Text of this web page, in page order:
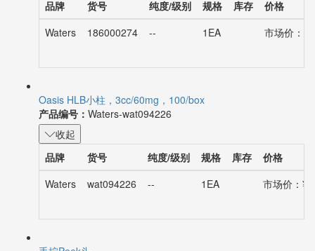
品牌 货号 纯度/级别 规格 库存
价格
Waters
186000274 -- 1EA 市场价：
Oasis HLB小柱，3cc/60mg，100/box
产品编号： Waters-wat094226
收起
品牌
货号 纯度/级别 规格 库存
价格
Waters
wat094226 -- 1EA 市场价：